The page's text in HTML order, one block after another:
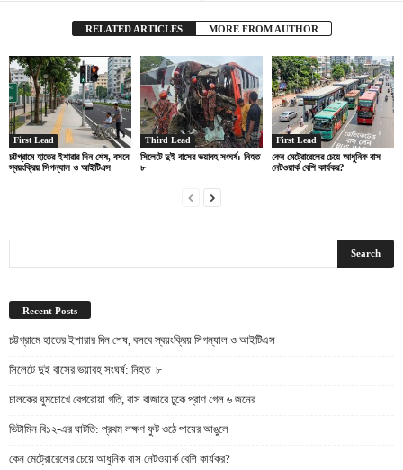
RELATED ARTICLES MORE FROM AUTHOR
First Lead
চট্টগ্রামে হাতের ইশারার দিন শেষ, বসবে
স্বয়ংক্রিয় সিগন্যাল ও আইটিএস
Third Lead
সিলেটে দুই বাসের ভয়াবহ সংঘর্ষ: নিহত
৮
First Lead
কেন মেট্রোরেলের চেয়ে আধুনিক বাস
নেটওয়ার্ক বেশি কার্যকর?
Recent Posts
চট্টগ্রামে হাতের ইশারার দিন শেষ, বসবে স্বয়ংক্রিয় সিগন্যাল ও আইটিএস
সিলেটে দুই বাসের ভয়াবহ সংঘর্ষ: নিহত ৮
চালকের ঘুমচোখে বেপরোয়া গতি, বাস বাজারে ঢুকে প্রাণ গেল ৬ জনের
ভিটামিন বি১২-এর ঘাটতি: প্রথম লক্ষণ ফুট ওঠে পায়ের আঙুলে
কেন মেট্রোরেলের চেয়ে আধুনিক বাস নেটওয়ার্ক বেশি কার্যকর?